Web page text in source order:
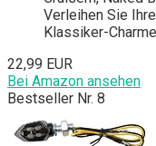
Verleihen Sie
Klassiker-
22,99 EUR
Bei Amazon ansehen
Bestseller Nr. 8